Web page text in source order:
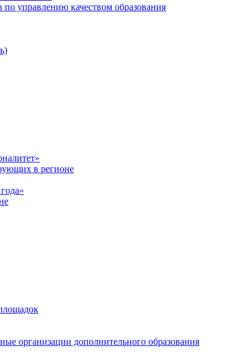
по управлению качеством образования
в регионе
организации дополнительного образования